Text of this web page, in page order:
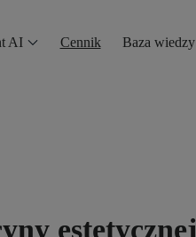
AI Cennik Baza wiedzy